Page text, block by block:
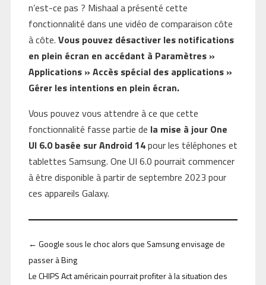
n’est-ce pas ? Mishaal a présenté cette
fonctionnalité dans une vidéo de comparaison côte
à côte. Vous pouvez désactiver les notifications
en plein écran en accédant à Paramètres »
Applications » Accès spécial des applications »
Gérer les intentions en plein écran.
Vous pouvez vous attendre à ce que cette
fonctionnalité fasse partie de la mise à jour One
UI 6.0 basée sur Android 14pour les téléphones et
tablettes Samsung. One UI 6.0 pourrait commencer
à être disponible à partir de septembre 2023 pour
ces appareils Galaxy.
← Google sous le choc alors que Samsung envisage de
passer à Bing
Le CHIPS Act américain pourrait profiter à la situation des